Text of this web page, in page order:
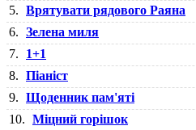
5. Врятувати рядового Раяна
6. Зелена миля
7.
1+1
8. Піаніст
9. Щоденник пам'яті
10. Міцний горішок